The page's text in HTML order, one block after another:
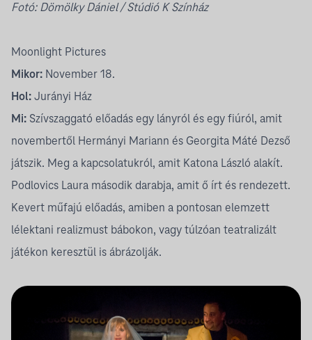
Fotó: Dömölky Dániel/ Stúdió K Színház
Moonlight Pictures
Mikor: November 18.
Hol: Jurányi Ház
Mi: Szívszaggató előadás egy lányról és egy fiúról, amit
novembertől Hermányi Mariann és Georgita Máté Dezső
játszik. Meg a kapcsolatukról, amit Katona László alakít.
Podlovics Laura második darabja, amit ő írt és rendezett.
Kevert műfajú előadás, amiben a pontosan elemzett
lélektani realizmust bábokon, vagy túlzóan teatralizált
játékon keresztül is ábrázolják.